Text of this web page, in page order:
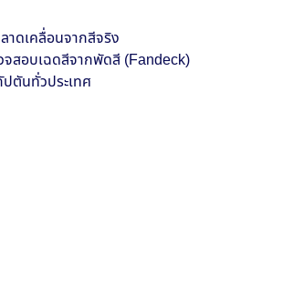
ดเคลื่อนจากสีจริง
สอบเฉดสีจากพัดสี (Fandeck)
ตันทั่วประเทศ